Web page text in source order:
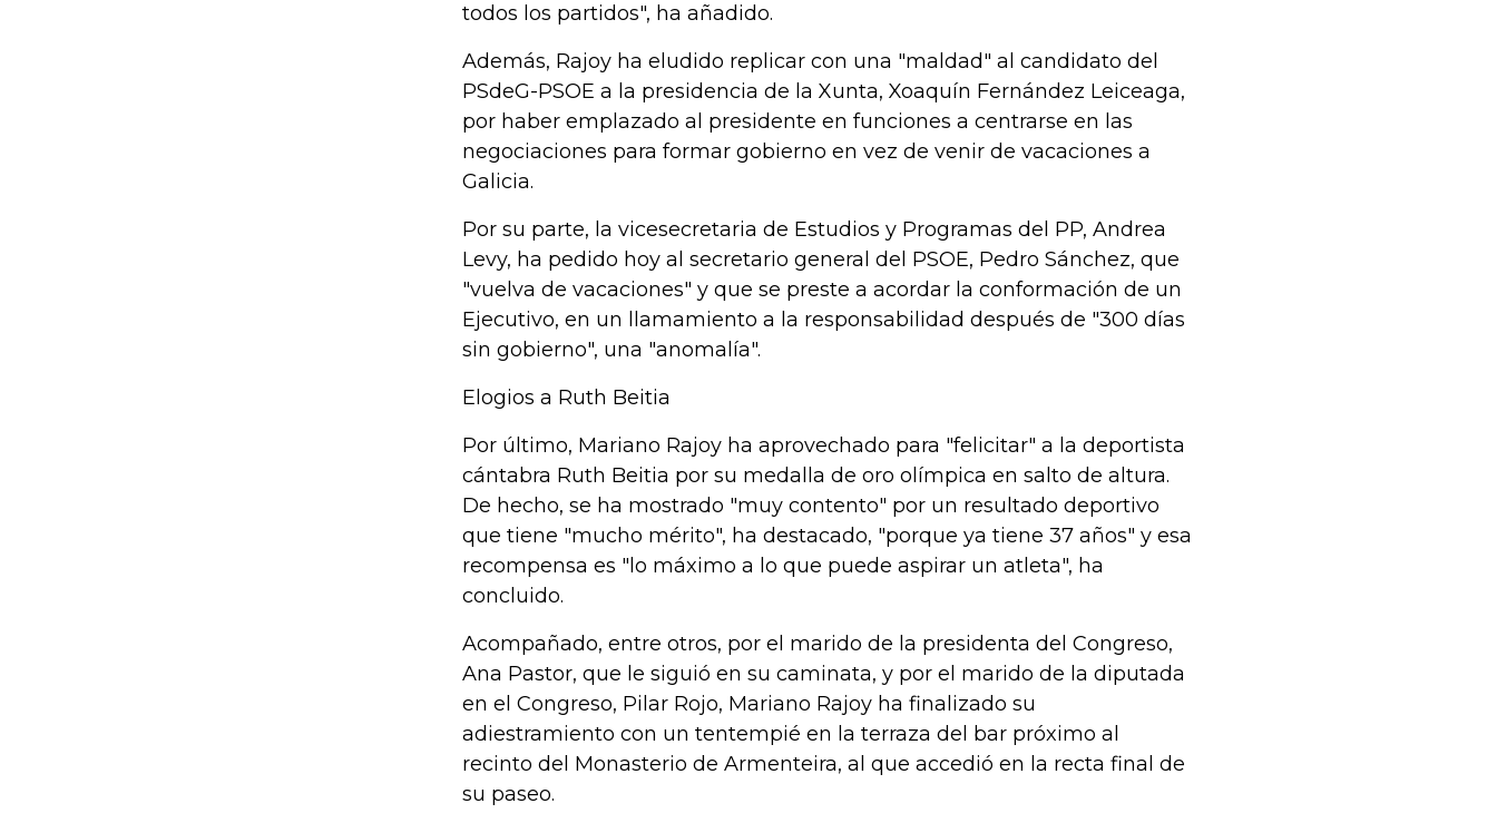
todos los partidos", ha añadido.
Además, Rajoy ha eludido replicar con una "maldad" al candidato del
PSdeG-PSOE a la presidencia de la Xunta, Xoaquín Fernández Leiceaga,
por haber emplazado al presidente en funciones a centrarse en las
negociaciones para formar gobierno en vez de venir de vacaciones a
Galicia.
Por su parte, la vicesecretaria de Estudios y Programas del PP, Andrea
Levy, ha pedido hoy al secretario general del PSOE, Pedro Sánchez, que
"vuelva de vacaciones" y que se preste a acordar la conformación de un
Ejecutivo, en un llamamiento a la responsabilidad después de "300 días
sin gobierno", una "anomalía".
Elogios a Ruth Beitia
Por último, Mariano Rajoy ha aprovechado para "felicitar" a la deportista
cántabra Ruth Beitia por su medalla de oro olímpica en salto de altura.
De hecho, se ha mostrado "muy contento" por un resultado deportivo
que tiene "mucho mérito", ha destacado, "porque ya tiene 37 años" y esa
recompensa es "lo máximo a lo que puede aspirar un atleta", ha
concluido.
Acompañado, entre otros, por el marido de la presidenta del Congreso,
Ana Pastor, que le siguió en su caminata, y por el marido de la diputada
en el Congreso, Pilar Rojo, Mariano Rajoy ha finalizado su
adiestramiento con un tentempié en la terraza del bar próximo al
recinto del Monasterio de Armenteira, al que accedió en la recta final de
su paseo.